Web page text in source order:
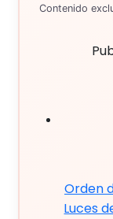
Contenido
Orden
Luces